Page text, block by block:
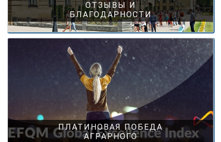
ОТЗЫВЫ И
БЛАГОДАРНОСТИ
ПЛАТИНОВАЯ ПОБЕДА
АГРАРНОГО